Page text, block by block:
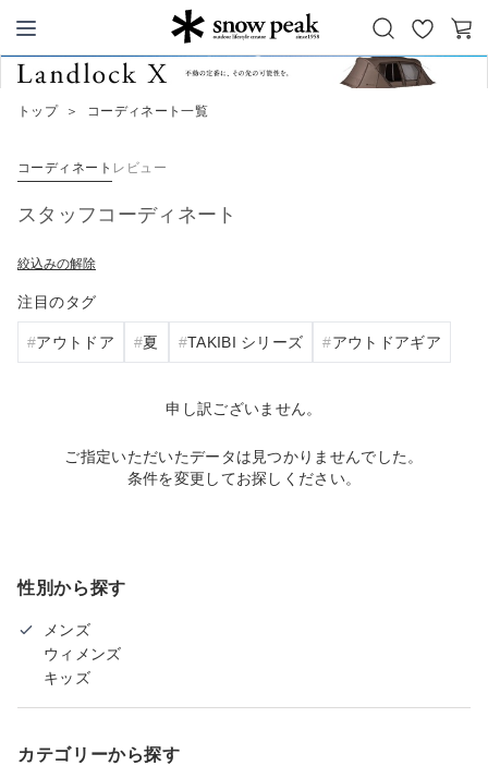
Snow Peak
お
気
カ
トップ ＞ コーディネート一覧
コーディネート レビュー
スタッフコーディネート
絞込みの解除
注目のタグ
アウトドア 夏 TAKIBI シリーズ アウトドアギア
申し訳ございません。
ご指定いただいたデータは見つかりませんでした。
条件を変更してお探しください。
性別から探す
メンズ
ウィメンズ
キッズ
カテゴリーから探す